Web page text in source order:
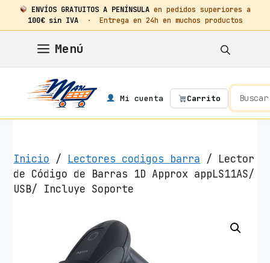
ENVÍOS GRATUITOS A PENÍNSULA en pedidos superiores a
100€ sin IVA· Entrega en 24h en muchos productos
contenido
Menú
Mi cuenta Carrito
Inicio / Lectores codigos barra / Lector
de Código de Barras 1D Approx appLS11AS/
USB/ Incluye Soporte